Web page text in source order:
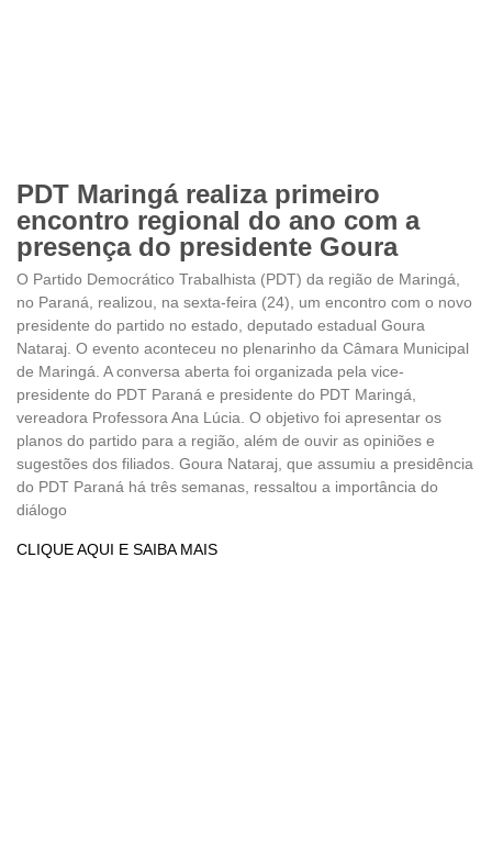
PDT Maringá realiza primeiro
encontro regional do ano com a
presença do presidente Goura
O Partido Democrático Trabalhista (PDT) da região de Maringá,
no Paraná, realizou, na sexta-feira (24), um encontro com o novo
presidente do partido no estado, deputado estadual Goura
Nataraj. O evento aconteceu no plenarinho da Câmara Municipal
de Maringá. A conversa aberta foi organizada pela vice-
presidente do PDT Paraná e presidente do PDT Maringá,
vereadora Professora Ana Lúcia. O objetivo foi apresentar os
planos do partido para a região, além de ouvir as opiniões e
sugestões dos filiados. Goura Nataraj, que assumiu a presidência
do PDT Paraná há três semanas, ressaltou a importância do
diálogo
CLIQUE AQUI E SAIBA MAIS